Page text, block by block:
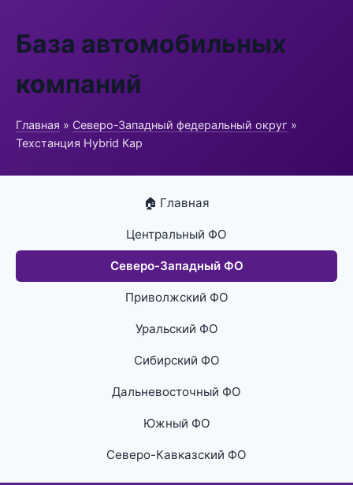
База автомобильных
компаний
Главная » Северо-Западный федеральный округ »
Техстанция Hybrid Кар
🏠 Главная
Центральный ФО
Северо-Западный ФО
Приволжский ФО
Уральский ФО
Сибирский ФО
Дальневосточный ФО
Южный ФО
Северо-Кавказский ФО